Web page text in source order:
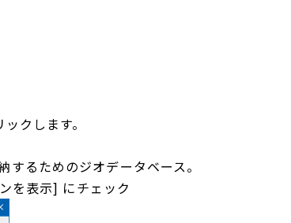
クします。
るためのジオデータベース。
を表示] にチェック